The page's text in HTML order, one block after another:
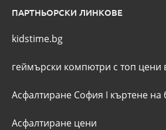
ПАРТНЬОРСКИ ЛИНКОВЕ
kidstime.bg
геймърски компютри с топ цени
Асфалтиране София I къртене на
Асфалтиране цени